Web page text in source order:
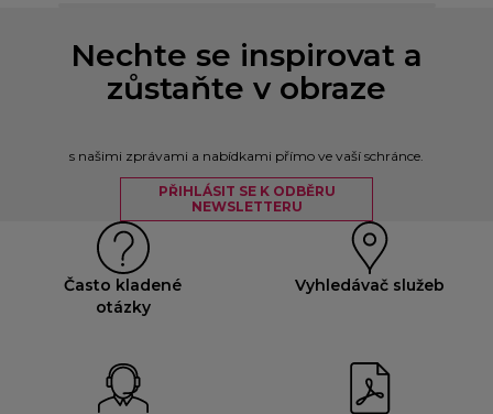
Nechte se inspirovat a
zůstaňte v obraze
s našimi zprávami a nabídkami přímo ve vaší schránce.
PŘIHLÁSIT SE K ODBĚRU
NEWSLETTERU
Často kladené
otázky
Vyhledávač služeb